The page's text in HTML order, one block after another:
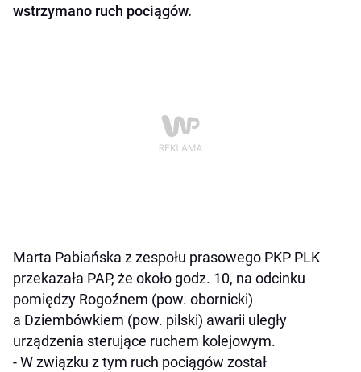
wstrzymano ruch pociągów.
Marta Pabiańska z zespołu prasowego PKP PLK
przekazała PAP, że około godz. 10, na odcinku
pomiędzy Rogoźnem (pow. obornicki)
a Dziembówkiem (pow. pilski) awarii uległy
urządzenia sterujące ruchem kolejowym.
- W związku z tym ruch pociągów został